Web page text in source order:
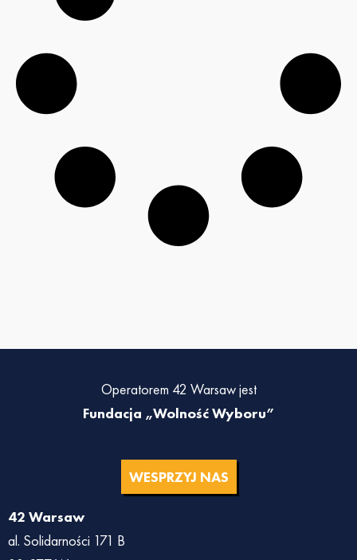
Operatorem 42 Warsaw jest
Fundacja „Wolność Wyboru”
WESPRZYJ NAS
42 Warsaw
al. Solidarności 171 B